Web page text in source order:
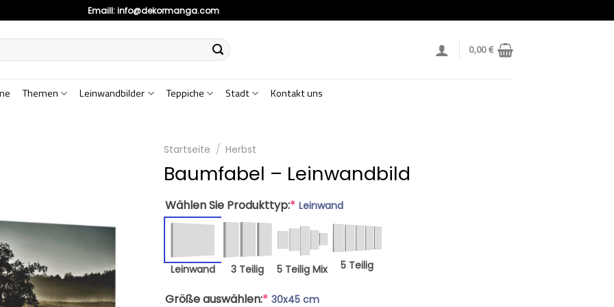
Emaill:info@dekormanga.com
0,00€
Themen Leinwandbilder Teppiche Stadt Kontakt uns
Startseite / Herbst
Baumfabel – Leinwandbild
Wählen Sie Produkttyp:* Leinwand
Leinwand 3 Teilig 5 Teilig Mix 5 Teilig
Größe auswählen:* 30x45 cm